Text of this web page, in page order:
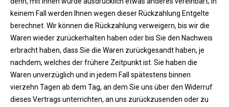
keinem Fall werden Ihnen wegen dieser Rückzahlung Entgelte
berechnet. Wir können die Rückzahlung verweigern, bis wir die
Waren wieder zurückerhalten haben oder bis Sie den Nachweis
erbracht haben, dass Sie die Waren zurückgesandt haben, je
nachdem, welches der frühere Zeitpunkt ist. Sie haben die
Waren unverzüglich und in jedem Fall spätestens binnen
vierzehn Tagen ab dem Tag, an dem Sie uns über den Widerruf
dieses Vertrags unterrichten, an uns zurückzusenden oder zu